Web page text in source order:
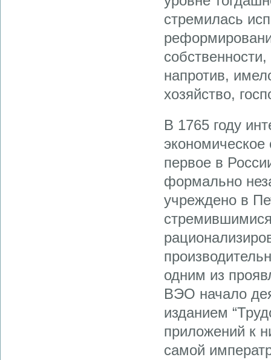
стремилась
напротив,
хозяйство,
В 1765 году
первое в
формально
учреждено в
одним из
ВЭО начало
изданием
приложений к
самой